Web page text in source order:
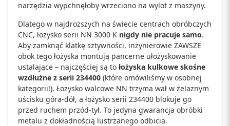
narzędzia wypchnęłoby wrzeciono na wylot z maszyny.
Dlatego w najdroższych na świecie centrach obróbczych
CNC, łożysko serii NN 3000 K nigdy nie pracuje samo.
Aby zamknąć klatkę sztywności, inżynierowie ZAWSZE
obok tego łożyska montują pancerne ułożyskowanie
ustalające – najczęściej są to łożyska kulkowe skośne
wzdłużne z serii 234400 (które omówiliśmy w osobnej
kategorii!). Łożysko walcowe NN trzyma wał w żelaznym
uścisku góra-dół, a łożysko serii 234400 blokuje go
przed ruchem przód-tył. To jedyna gwarancja obróbki
metalu z dokładnością lustrzanego odbicia.